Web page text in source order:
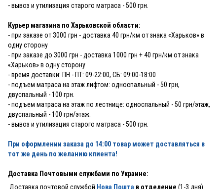
- вывоз и утилизация старого матраса - 500 грн.
Курьер магазина по Харьковской области:
- при заказе от 3000 грн - доставка 40 грн/км от знака «Харьков» в
одну сторону
- при заказе до 3000 грн - доставка 1000 грн + 40 грн/км от знака
«Харьков» в одну сторону
- время доставки: ПН - ПТ: 09-22:00, СБ: 09:00-18:00
- подъем матраса на этаж лифтом: односпальный - 50 грн,
двуспальный - 100 грн.
- подъем матраса на этаж по лестнице: односпальный - 50 грн/этаж,
двуспальный - 100 грн/этаж.
- вывоз и утилизация старого матраса - 500 грн.
При оформлении заказа до 14:00 товар может доставляться в
тот же день по желанию клиента!
Доставка Почтовыми службами по Украине:
Доставка почтовой службой Нова Пошта в отделение (1-3 дня)